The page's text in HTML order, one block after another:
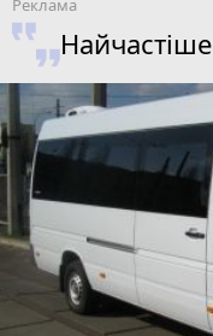
Найчастіше